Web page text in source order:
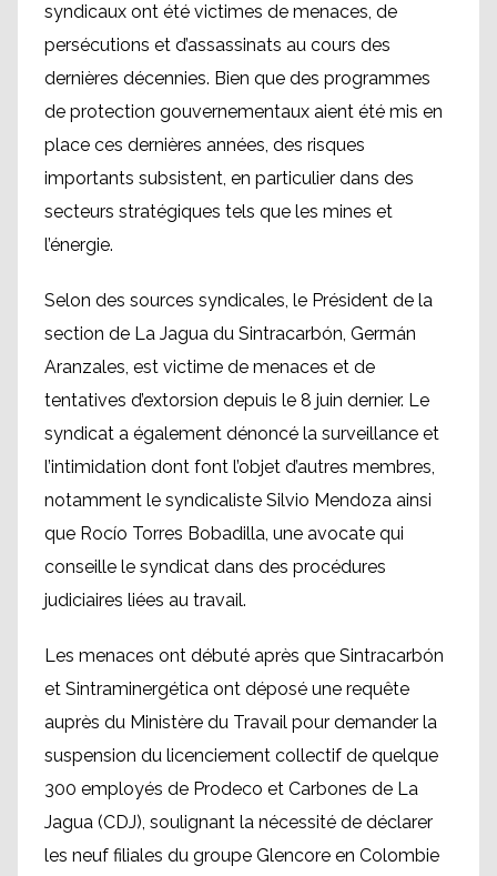
syndicaux ont été victimes de menaces, de
persécutions et d’assassinats au cours des
dernières décennies. Bien que des programmes
de protection gouvernementaux aient été mis en
place ces dernières années, des risques
importants subsistent, en particulier dans des
secteurs stratégiques tels que les mines et
l’énergie.
Selon des sources syndicales, le Président de la
section de La Jagua du Sintracarbón, Germán
Aranzales, est victime de menaces et de
tentatives d’extorsion depuis le 8 juin dernier. Le
syndicat a également dénoncé la surveillance et
l’intimidation dont font l’objet d’autres membres,
notamment le syndicaliste Silvio Mendoza ainsi
que Rocío Torres Bobadilla, une avocate qui
conseille le syndicat dans des procédures
judiciaires liées au travail.
Les menaces ont débuté après que Sintracarbón
et Sintraminergética ont déposé une requête
auprès du Ministère du Travail pour demander la
suspension du licenciement collectif de quelque
300 employés de Prodeco et Carbones de La
Jagua (CDJ), soulignant la nécessité de déclarer
les neuf filiales du groupe Glencore en Colombie